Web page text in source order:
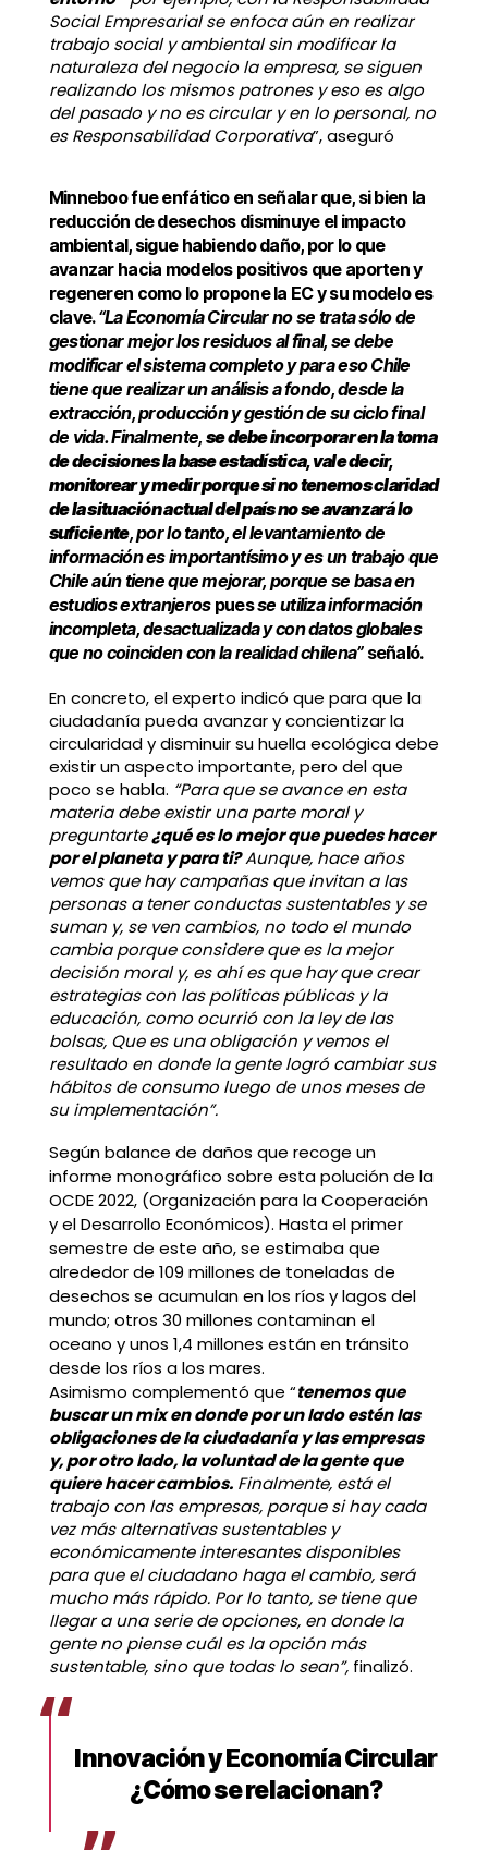
Social Empresarial se enfoca aún en realizar
trabajo social y ambiental sin modificar la
naturaleza del negocio la empresa, se siguen
realizando los mismos patrones y eso es algo
del pasado y no es circular y en lo personal, no
es Responsabilidad Corporativa”, aseguró
Minneboo fue enfático en señalar que, si bien la
reducción de desechos disminuye el impacto
ambiental, sigue habiendo daño, por lo que
avanzar hacia modelos positivos que aporten y
regeneren como lo propone la EC y su modelo es
clave.“La Economía Circular no se trata sólo de
gestionar mejor los residuos al final, se debe
modificar el sistema completo y para eso Chile
tiene que realizar un análisis a fondo, desde la
extracción, producción y gestión de su ciclo final
de vida.Finalmente, se debe incorporar en la toma
de decisiones la base estadística, vale decir,
monitorear y medir porque si no tenemos claridad
de la situación actual del país no se avanzará lo
suficiente, por lo tanto, el levantamiento de
información es importantísimo y es un trabajo que
Chile aún tiene que mejorar, porque se basa en
estudios extranjerospuesse utiliza información
incompleta, desactualizada y con datos globales
que no coinciden con la realidad chilena” señaló.
En concreto, el experto indicó que para que la
ciudadanía pueda avanzar y concientizar la
circularidad y disminuir su huella ecológica debe
existir un aspecto importante, pero del que
poco se habla. “Para que se avance en esta
materia debe existir una parte moral y
preguntarte¿qué es lo mejor que puedes hacer
por el planeta y para ti?Aunque, hace años
vemos que hay campañas que invitan a las
personas a tener conductas sustentables y se
suman y, se ven cambios, no todo el mundo
cambia porque considere que es la mejor
decisión moral y, es ahí es que hay que crear
estrategias con las políticas públicas y la
educación, como ocurrió con la ley de las
bolsas, Que es una obligación y vemos el
resultado en donde la gente logró cambiar sus
hábitos de consumo luego de unos meses de
su implementación”.
Según balance de daños que recoge un
informe monográfico sobre esta polución de la
OCDE 2022, (Organización para la Cooperación
y el Desarrollo Económicos). Hasta el primer
semestre de este año, se estimaba que
alrededor de 109 millones de toneladas de
desechos se acumulan en los ríos y lagos del
mundo; otros 30 millones contaminan el
oceano y unos 1,4 millones están en tránsito
desde los ríos a los mares.
Asimismo complementó que “tenemos que
buscar un mix en donde por un lado estén las
obligaciones de la ciudadanía y las empresas
y, por otro lado, la voluntad de la gente que
quiere hacer cambios.Finalmente, está el
trabajo con las empresas, porque si hay cada
vez más alternativas sustentables y
económicamente interesantes disponibles
para que el ciudadano haga el cambio, será
mucho más rápido. Por lo tanto, se tiene que
llegar a una serie de opciones, en donde la
gente no piense cuál es la opción más
sustentable, sino que todas lo sean”, finalizó.
Innovación y Economía Circular
¿Cómo se relacionan?